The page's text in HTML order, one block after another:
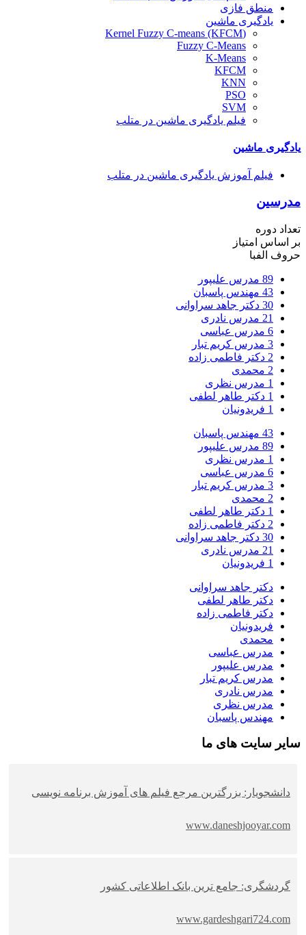
منطق فازی
یادگیری ماشین
(Kernel Fuzzy C-means (KFCM
Fuzzy C-Means
K-Means
KFCM
KNN
PSO
SVM
فیلم یادگیری ماشین در متلب
یادگیری ماشین
فیلم آموزش یادگیری ماشین در متلب
مدرسین
تعداد دوره
بر اساس امتیاز
حروف الفبا
89 مدرس علیپور
43 مهندس پاسبان
30 دکتر جاهد سراوانی
21 مدرس نادری
6 مدرس عباسی
3 مدرس کریم تبار
2 دکتر فاطمی زاده
2 محمدی
1 مدرس نظری
1 دکتر طاهر لطفی
1 فریدونیان
43 مهندس پاسبان
89 مدرس علیپور
1 مدرس نظری
6 مدرس عباسی
3 مدرس کریم تبار
2 محمدی
1 دکتر طاهر لطفی
2 دکتر فاطمی زاده
30 دکتر جاهد سراوانی
21 مدرس نادری
1 فریدونیان
دکتر جاهد سراوانی
دکتر طاهر لطفی
دکتر فاطمی زاده
فریدونیان
محمدی
مدرس عباسی
مدرس علیپور
مدرس کریم تبار
مدرس نادری
مدرس نظری
مهندس پاسبان
سایر سایت های ما
دانشجویار: بزرگترین مرجع فیلم های آموزش برنامه نویسی
www.daneshjooyar.com
گردشگری: جامع ترین بانک اطلاعاتی کشور
www.gardeshgari724.com